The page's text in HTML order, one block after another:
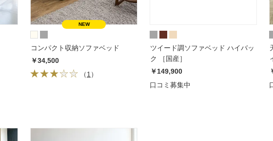
コンパクト収納ソファベッド
￥34,500
（1 ）
ツイード調ソファベッド ハイバッ
ク ［国産］
￥149,900
口コミ募集中